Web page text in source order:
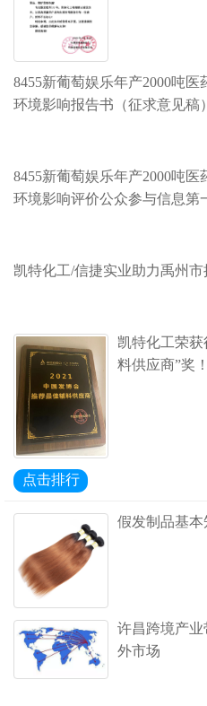
8455新葡萄娱乐年产2000吨
环境影响报告书（征求意见稿
8455新葡萄娱乐年产2000吨
环境影响评价公众参与信息第
凯特化工/信捷实业助力禹州市
凯特化工荣
料供应商”奖！
点击排行
假发制品基本
许昌跨境产
外市场